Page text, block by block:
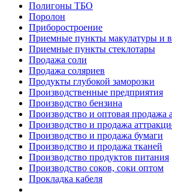
Полигоны ТБО
Поролон
Приборостроение
Приемные пункты макулатуры и
Приемные пункты стеклотары
Продажа соли
Продажа соляриев
Продукты глубокой заморозки
Производственные предприятия
Производство бензина
Производство и оптовая продажа
Производство и продажа
Производство и продажа бумаги
Производство и продажа тканей
Производство продуктов питания
Производство соков, соки оптом
Прокладка кабеля